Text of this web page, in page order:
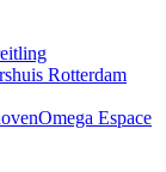
Rotterdam
Omega Espace